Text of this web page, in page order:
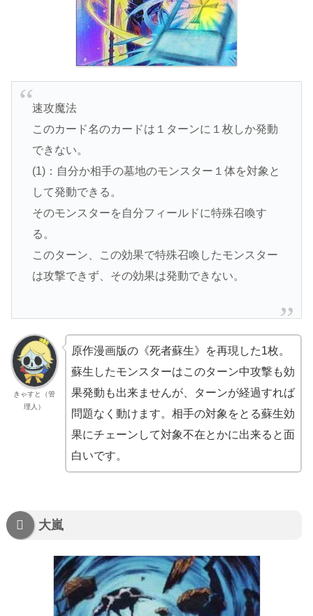
速攻魔法
このカード名のカードは１ターンに１枚しか発動
できない。
(1)：自分か相手の墓地のモンスター１体を対象と
して発動できる。
そのモンスターを自分フィールドに特殊召喚す
る。
このターン、この効果で特殊召喚したモンスター
は攻撃できず、その効果は発動できない。
きゃすと（管
理人）
原作漫画版の《死者蘇生》を再現した1枚。
蘇生したモンスターはこのターン中攻撃も効
果発動も出来ませんが、ターンが経過すれば
問題なく動けます。相手の対象をとる蘇生効
果にチェーンして対象不在とかに出来ると面
白いです。
大嵐